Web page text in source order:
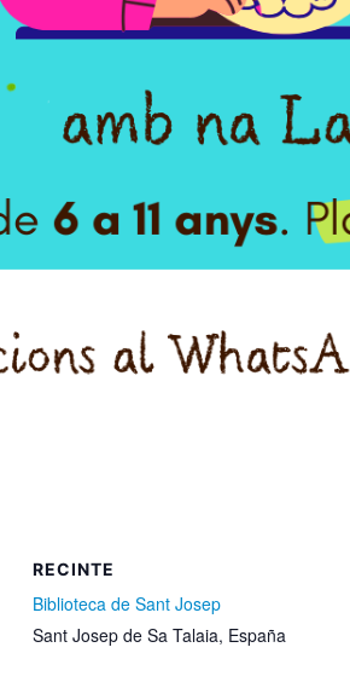
RECINTE
Biblioteca de Sant Josep
Sant Josep de Sa Talaia, España